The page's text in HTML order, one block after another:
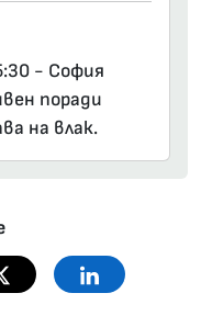
- София
поради
на влак.
Twitter Linkedin